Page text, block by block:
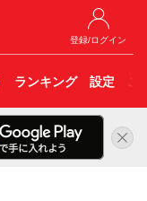
登録/ログイン
ランキング 設定 こ